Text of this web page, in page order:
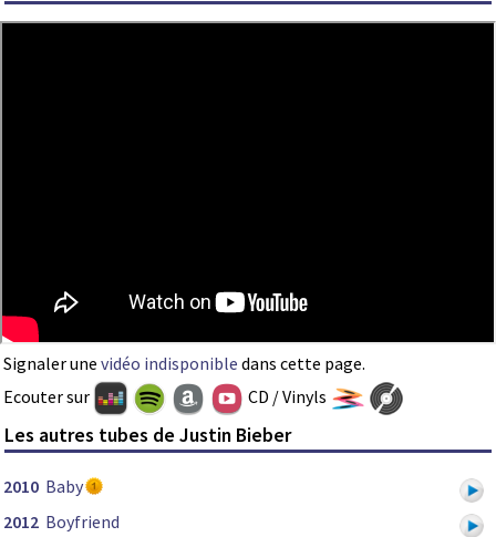
Signaler une vidéo indisponible dans cette page.
Ecouter sur
CD / Vinyls
Les autres tubes de Justin Bieber
2010 Baby
2012 Boyfriend